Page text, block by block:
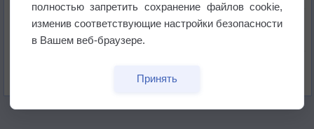
полностью запретить сохранение файлов cookie,
изменив соответствующие настройки безопасности
в Вашем веб-браузере.
Принять